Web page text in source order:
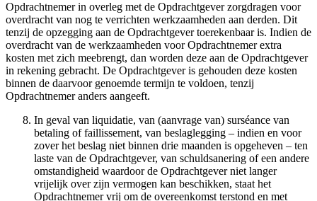
Opdrachtnemer in overleg met de Opdrachtgever zorgdragen voor
overdracht van nog te verrichten werkzaamheden aan derden. Dit
tenzij de opzegging aan de Opdrachtgever toerekenbaar is. Indien de
overdracht van de werkzaamheden voor Opdrachtnemer extra
kosten met zich meebrengt, dan worden deze aan de Opdrachtgever
in rekening gebracht. De Opdrachtgever is gehouden deze kosten
binnen de daarvoor genoemde termijn te voldoen, tenzij
Opdrachtnemer anders aangeeft.
In geval van liquidatie, van (aanvrage van) surséance van
betaling of faillissement, van beslaglegging – indien en voor
zover het beslag niet binnen drie maanden is opgeheven – ten
laste van de Opdrachtgever, van schuldsanering of een andere
omstandigheid waardoor de Opdrachtgever niet langer
vrijelijk over zijn vermogen kan beschikken, staat het
Opdrachtnemer vrij om de overeenkomst terstond en met